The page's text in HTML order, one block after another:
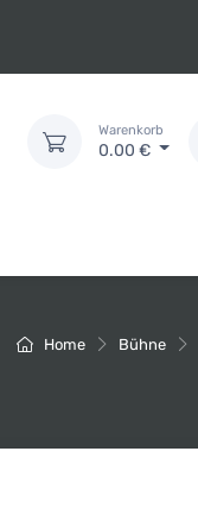
Warenkorb
0.00 €
Home Bühne